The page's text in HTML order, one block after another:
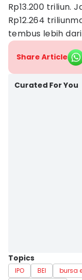
Rp13.200 triliun.
Rp12.264
tembus lebih
Share Article
Curated For You
Topics
IPO BEI bursa